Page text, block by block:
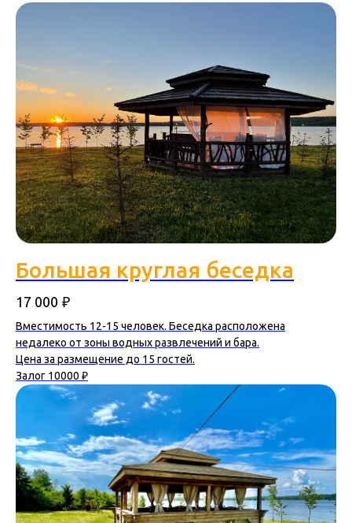
Большая круглая беседка
17 000 ₽
Вместимость 12-15 человек. Беседка расположена
недалеко от зоны водных развлечений и бара.
Цена за размещение до 15 гостей.
Залог 10000 ₽